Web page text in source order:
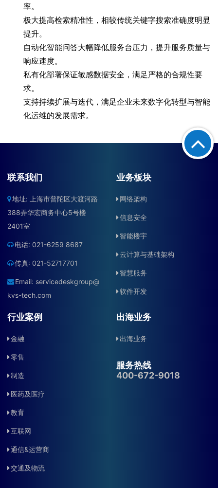
联系我们
地址: 上海市普陀区大渡河路
388弄华宏商务中心5号楼
2401室
电话: 021-6259 8687
传真: 021-52717701
Email: servicedeskgroup@
kvs-tech.com
业务板块
网络架构
信息安全
智能楼宇
云计算与基础架构
智慧服务
软件开发
行业案例
金融
零售
制造
医药及医疗
教育
互联网
通信&运营商
交通及物流
出海业务
出海业务
服务热线
400-672-9018